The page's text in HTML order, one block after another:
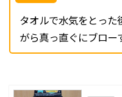
タオルで水気をとった
がら真っ直ぐにブロー